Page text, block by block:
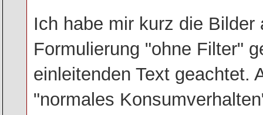
Ich habe mir kurz die
Formulierung "ohne Filter"
einleitenden Text geachtet.
"normales